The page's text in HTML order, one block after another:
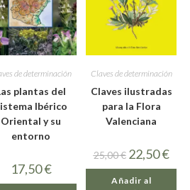
de determinación
plantas del
Ibérico
Oriental y su
entorno
17,50€
Claves de determinación
Claves ilustradas
para la Flora
Valenciana
25,00€ 22,50€
Añadir al